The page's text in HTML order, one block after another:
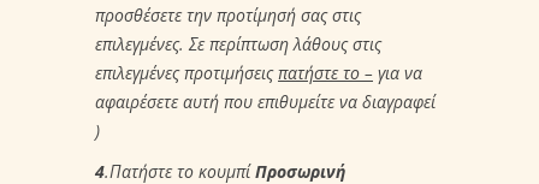
προσθέσετε την προτίμησή σας στις
επιλεγμένες. Σε περίπτωση λάθους στις
επιλεγμένες προτιμήσειςπατήστε το – για να
αφαιρέσετε αυτή που επιθυμείτε να διαγραφεί
)
4.Πατήστε το κουμπίΠροσωρινή